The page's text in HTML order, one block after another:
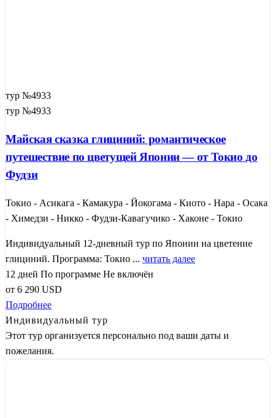
тур №4933
тур №4933
Майская сказка глициний: романтическое
путешествие по цветущей Японии — от Токио до
Фудзи
Токио - Асикага - Камакура - Йокогама - Киото - Нара - Осака
- Химедзи - Никко - Фудзи-Кавагучико - Хаконе - Токио
Индивидуальный 12-дневный тур по Японии на цветение
глициний. Программа: Токио ... читать далее
12 дней По программе Не включён
от 6 290 USD
Подробнее
Индивидуальный тур
Этот тур организуется персонально под ваши даты и
пожелания.